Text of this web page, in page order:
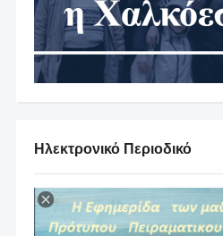
Ηλεκτρονικό Περιοδικό